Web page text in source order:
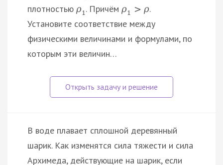
плотностью ρ1. Причём ρ1 > ρ.
Установите соответствие между
физическими величинами и формулами, по
которым эти величин…
В воде плавает сплошной деревянный
шарик. Как изменятся сила тяжести и сила
Архимеда, действующие на шарик, если